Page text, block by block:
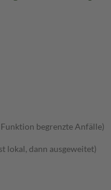
begrenzte Anfälle)
lokal, dann ausgeweitet)